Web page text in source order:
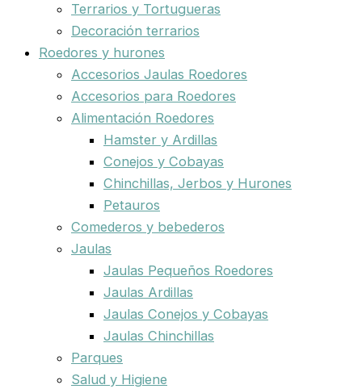
Terrarios y Tortugueras
Decoración terrarios
Roedores y hurones
Accesorios Jaulas Roedores
Accesorios para Roedores
Alimentación Roedores
Hamster y Ardillas
Conejos y Cobayas
Chinchillas, Jerbos y Hurones
Petauros
Comederos y bebederos
Jaulas
Jaulas Pequeños Roedores
Jaulas Ardillas
Jaulas Conejos y Cobayas
Jaulas Chinchillas
Parques
Salud y Higiene